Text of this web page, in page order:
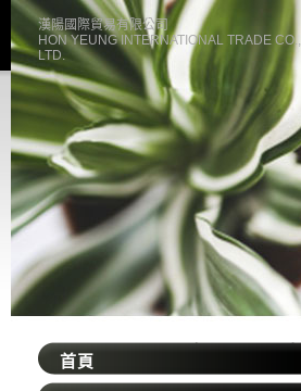
漢陽國際貿易有限公司
HON YEUNG INTERNATIONAL TRADE CO.,
LTD.
首頁